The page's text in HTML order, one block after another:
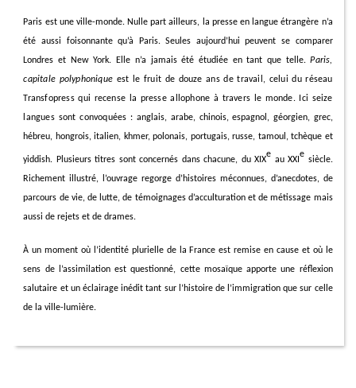
Paris est une ville-monde. Nulle part ailleurs, la presse en langue étrangère n’a
été aussi foisonnante qu’à Paris. Seules aujourd’hui peuvent se comparer
Londres et New York. Elle n’a jamais été étudiée en tant que telle.Paris,
capitale polyphonique est le fruit de douze ans de travail, celui du réseau
Transfopress qui recense la presse allophone à travers le monde. Ici seize
langues sont convoquées :anglais, arabe, chinois, espagnol, géorgien, grec,
hébreu, hongrois, italien, khmer, polonais, portugais, russe, tamoul, tchèque et
yiddish. Plusieurs titres sont concernés dans chacune, du XIX
e
au XXI
e
siècle.
Richement illustré, l’ouvrage regorge d’histoires méconnues, d’anecdotes, de
parcours de vie, de lutte, de témoignages d’acculturation et de métissage mais
aussi de rejets et de drames.
À un moment où l’identité plurielle de la France est remise en cause et où le
sens de l’assimilation est questionné, cette mosaïque apporte une réflexion
salutaire et un éclairage inédit tant sur l’histoire de l’immigration que sur celle
de la ville-lumière.